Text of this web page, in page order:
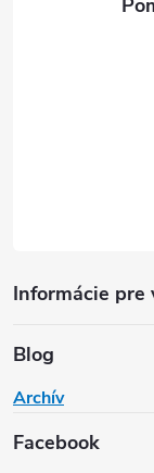
Informácie pre
Blog
Archív
Facebook